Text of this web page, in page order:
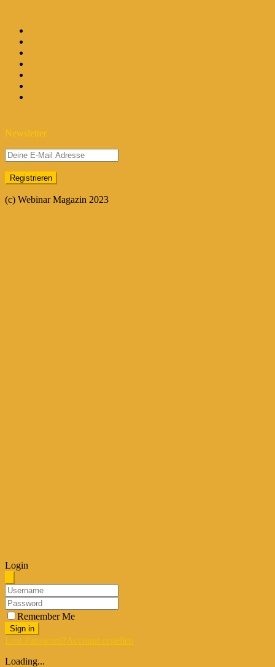
Newsletter
(c) Webinar Magazin 2023
Login
Remember Me
Sign in
Lost Password?Account erstellen
Loading...